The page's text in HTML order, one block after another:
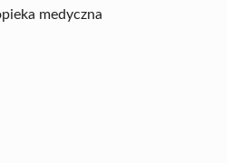
medyczna